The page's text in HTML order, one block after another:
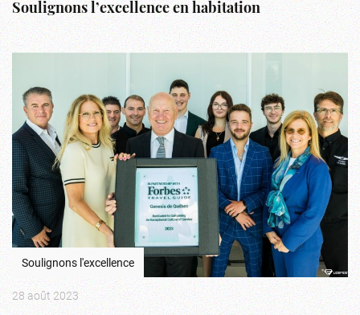
Soulignons l’excellence en habitation
Soulignons l'excellence
28 août 2023